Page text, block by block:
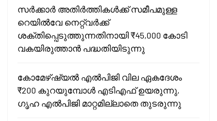
സർക്കാർ അതിർത്തികൾക്ക് സമീപമുള്ള
റെയിൽവേ നെറ്റ്‌വർക്ക്
ശക്തിപ്പെടുത്തുന്നതിനായി ₹45,000 കോടി
വകയിരുത്താൻ പദ്ധതിയിടുന്നു
കോമേഴ്ഷ്യൽ എൽപിജി വില ഏകദേശം
₹200 കുറയുമ്പോൾ എടിഎഫ് ഉയരുന്നു,
ഗൃഹ എൽപിജി മാറ്റമില്ലാതെ തുടരുന്നു